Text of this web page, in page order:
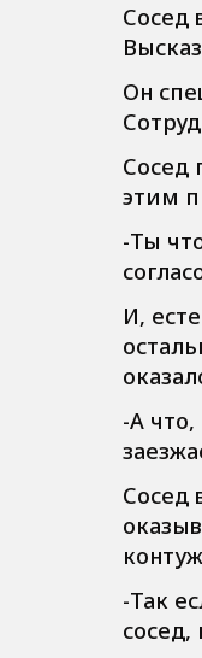
Сосед
Он
Сосед
этим
-Ты
И,
-А
Сосед
-Так